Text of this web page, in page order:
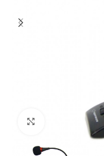
Click to enlarge